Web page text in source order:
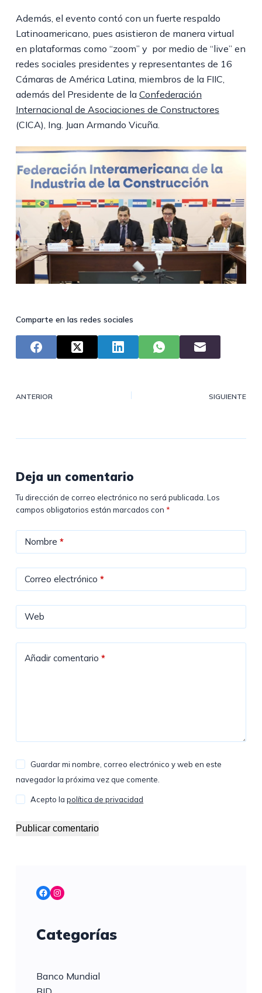
Además, el evento contó con un fuerte respaldo
Latinoamericano, pues asistieron de manera virtual
en plataformas como “zoom” y por medio de “live” en
redes sociales presidentes y representantes de 16
Cámaras de América Latina, miembros de la FIIC,
además del Presidente de la Confederación
Internacional de Asociaciones de Constructores
(CICA), Ing. Juan Armando Vicuña.
Comparte en las redes sociales
ANTERIOR SIGUIENTE
Deja un comentario
Tu dirección de correo electrónico no será publicada. Los
campos obligatorios están marcados con *
Nombre *
Correo electrónico *
Web
Añadir comentario *
Guardar mi nombre, correo electrónico y web en este
navegador la próxima vez que comente.
Acepto lapolítica de privacidad
Publicar comentario
Facebook
Instagram
Categorías
Banco Mundial